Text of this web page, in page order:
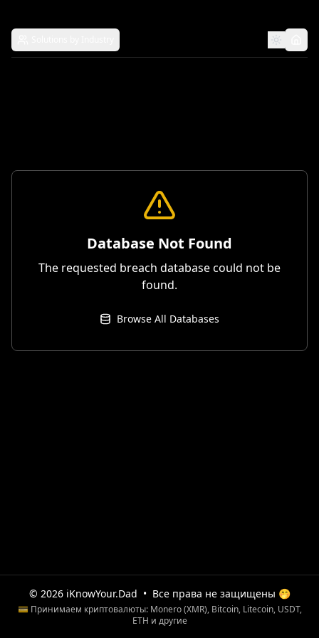
Database Not Found
The requested breach database could not be
found.
Browse All Databases
© 2026 iKnowYour.Dad • Все права не защищены 🤭
💳 Принимаем криптовалюты: Monero (XMR), Bitcoin, Litecoin, USDT,
ETH и другие